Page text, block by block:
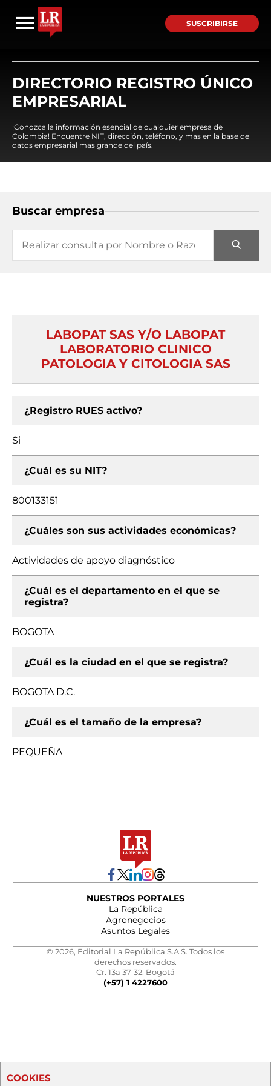
SUSCRIBIRSE
DIRECTORIO REGISTRO ÚNICO
EMPRESARIAL
¡Conozca la información esencial de cualquier empresa de
Colombia! Encuentre NIT, dirección, teléfono, y mas en la base de
datos empresarial mas grande del país.
Buscar empresa
LABOPAT SAS Y/O LABOPAT
LABORATORIO CLINICO
PATOLOGIA Y CITOLOGIA SAS
¿Registro RUES activo?
Si
¿Cuál es su NIT?
800133151
¿Cuáles son sus actividades económicas?
Actividades de apoyo diagnóstico
¿Cuál es el departamento en el que se
registra?
BOGOTA
¿Cuál es la ciudad en el que se registra?
BOGOTA D.C.
¿Cuál es el tamaño de la empresa?
PEQUEÑA
NUESTROS PORTALES
La República
Agronegocios
Asuntos Legales
© 2026, Editorial La República S.A.S. Todos los
derechos reservados.
Cr. 13a 37-32, Bogotá
(+57) 1 4227600
COOKIES